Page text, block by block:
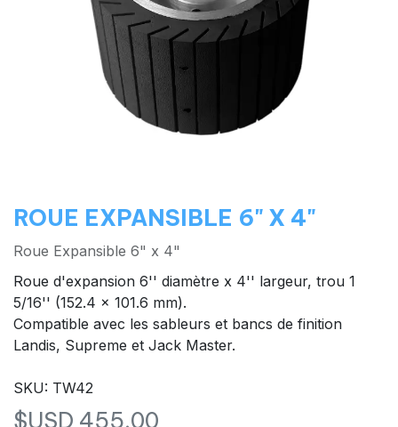
ROUE EXPANSIBLE 6" X 4"
Roue Expansible 6" x 4"
Roue d'expansion 6'' diamètre x 4'' largeur, trou 1
5/16'' (152.4 x 101.6 mm).
Compatible avec les sableurs et bancs de finition
Landis, Supreme et Jack Master.
SKU: TW42
$USD 455,00